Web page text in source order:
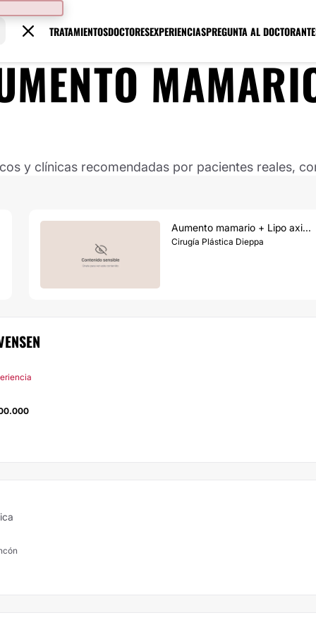
TRATAMIENTOSDOCTORESEXPERIENCIASPREGUNTA AL DOCTOR
y clínicas recomendadas por pacientes reales,
Aumento mamario + Lipo axi...
Cirugía Plástica Dieppa